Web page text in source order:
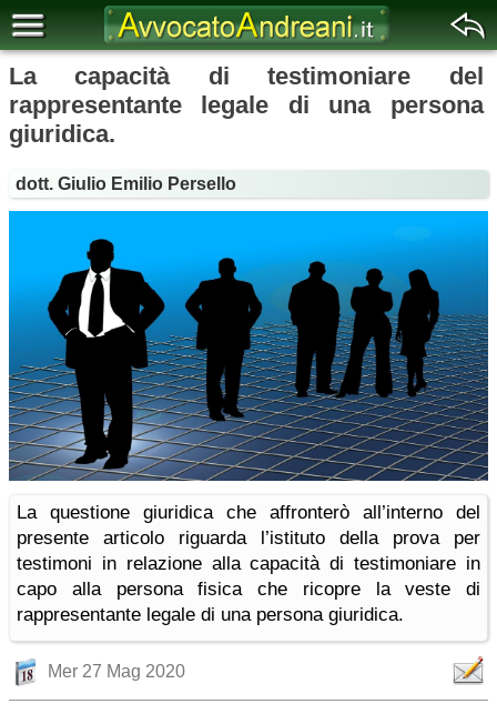
La capacità di testimoniare del
rappresentante legale di una persona
giuridica.
dott. Giulio Emilio Persello
La questione giuridica che affronterò all’interno del
presente articolo riguarda l’istituto della prova per
testimoni in relazione alla capacità di testimoniare in
capo alla persona fisica che ricopre la veste di
rappresentante legale di una persona giuridica.
Mer 27 Mag 2020